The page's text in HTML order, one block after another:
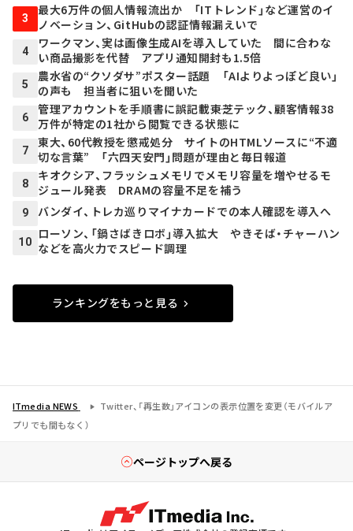
3
最大6万件の個人情報流出か 「ITトレンド」など運営のイ
ノベーション、GitHubの認証情報漏えいで
4
ワークマン、実は画像生成AIを導入していた 間に合わな
い商品撮影を代替 アプリ通知開封も1.5倍
5
農水省の“クソダサ”ポスター話題 「AIよりよっぽど良い」
の声も 担当者に狙いを聞いた
6
管理アカウントを手順書に誤記載――東芝テック、顧客情報38
万件が特定の1社から閲覧できる状態に
7
東大、60代教授を懲戒処分 サイトのHTMLソースに“不適
切な言葉” 「六四天安門」問題が理由と毎日報道
8
キオクシア、フラッシュメモリでメモリ容量を増やせるモ
ジュール発表 DRAMの容量不足を補う
9 バンダイ、トレカ巡りマイナカードでの本人確認を導入へ
10
ローソン、「鍋さばきロボ」導入拡大 やきそば・チャーハン
などを高火力でスピード調理
ランキングをもっと見る
ITmedia NEWS
Twitter、「再生数」アイコンの表示位置を変更（モバイルア
プリでも間もなく）
ページトップへ戻る